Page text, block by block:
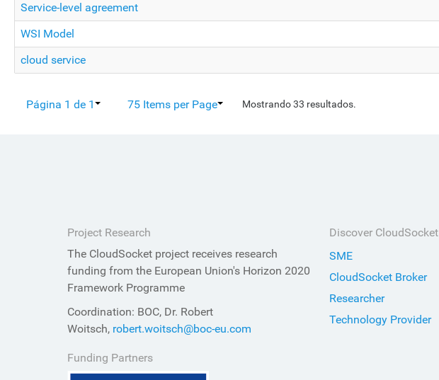
Service-level agreement
WSI Model
cloud service
Página 1 de 1 75 Items per Page Mostrando 33 resultados.
Project Research
The CloudSocket project receives research
funding from the European Union's Horizon 2020
Framework Programme
Coordination: BOC, Dr. Robert
Woitsch, robert.woitsch@boc-eu.com
Funding Partners
Discover CloudSocket
SME
CloudSocket Broker
Researcher
Technology Provider